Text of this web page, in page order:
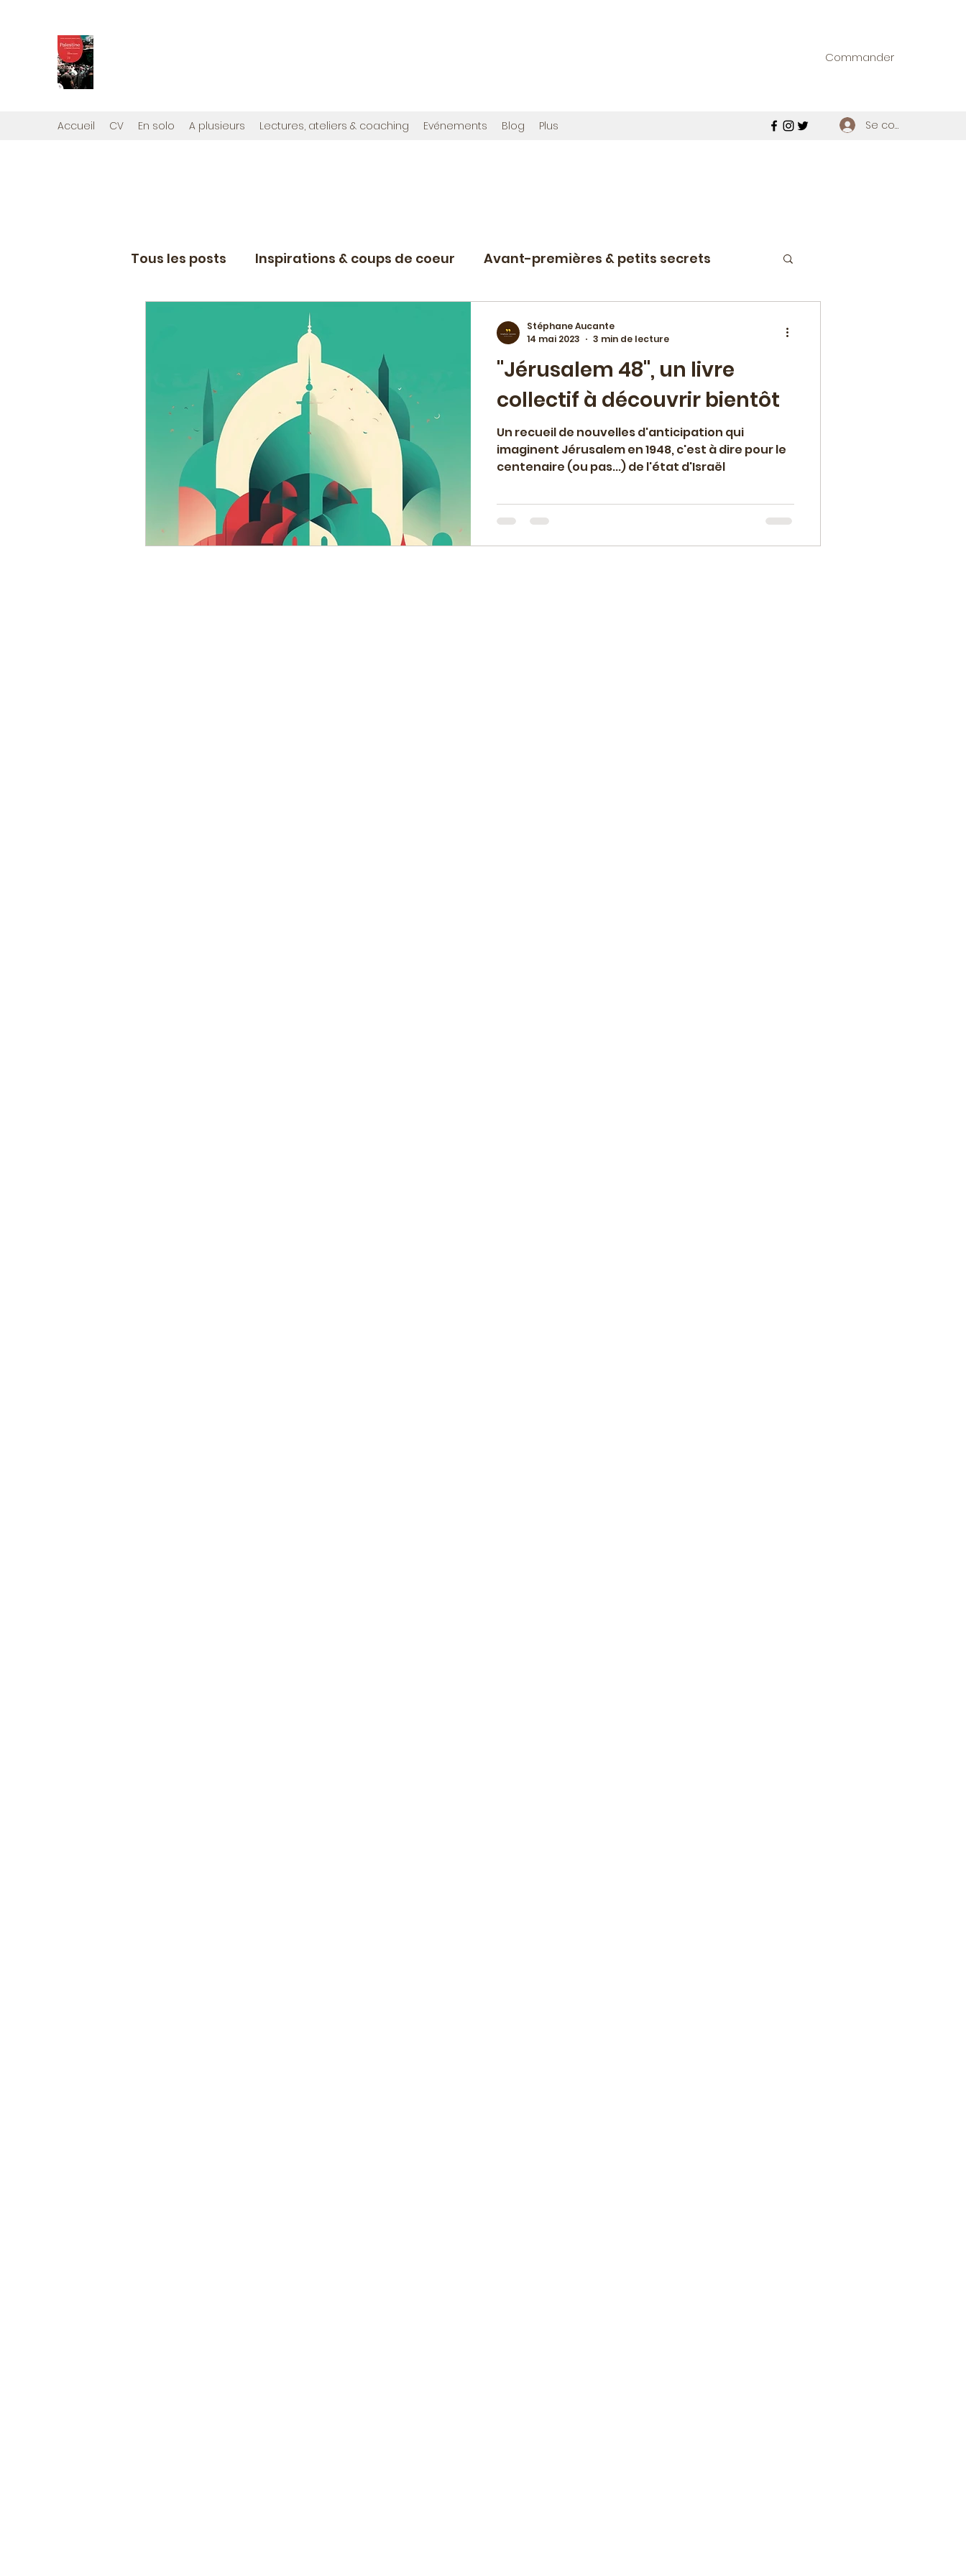
Commander
Accueil CV En solo A plusieurs Lectures, ateliers & coaching Evénements Blog Plus Se connecter
Tous les posts Inspirations & coups de coeur Avant-premières & petits secrets
Eléments de coaching
Humeurs Scènes de vie macédoine Chroniques & avis Evénement
Lecture musicale Projet de maison d'édition Ateliers & coaching
Offre spéciale Livre paru Travail éditorial
Nouvelle parution Résidence-mission Education artistique et culturelle
"Jérusalem 48", un livre
collectif à découvrir bientôt
Un recueil de nouvelles d'anticipation qui
imaginent Jérusalem en 1948, c'est à dire pour le
centenaire (ou pas...) de l'état d'Israël
Stéphane Aucante
14 mai 2023
3 min de lecture